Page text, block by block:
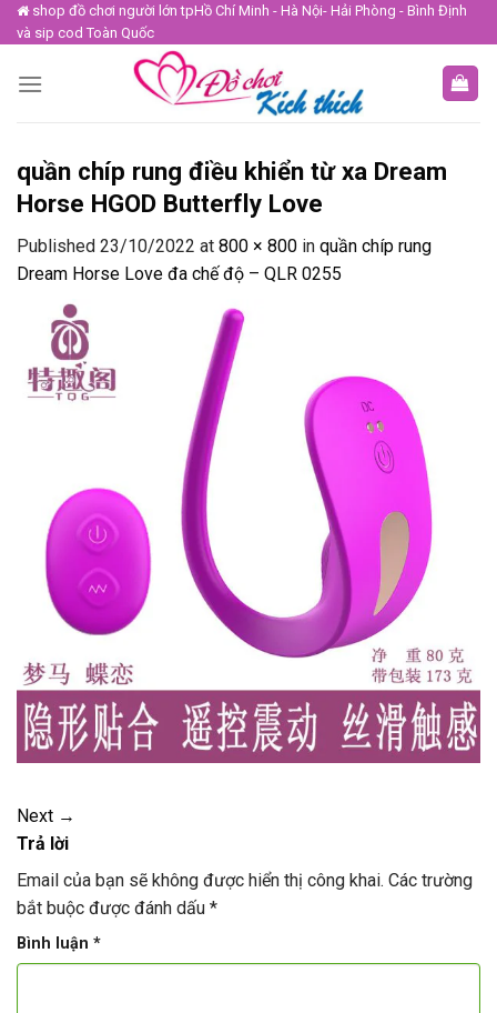
Skip
to
shop đồ chơi người lớn tpHồ Chí Minh - Hà Nội- Hải Phòng - Bình Định
và sip cod Toàn Quốc
quần chíp rung điều khiển từ xa Dream
Horse HGOD Butterfly Love
Published 23/10/2022 at 800 × 800 in quần chíp rung
Dream Horse Love đa chế độ – QLR 0255
Next →
Trả lời
Email của bạn sẽ không được hiển thị công khai. Các trường
bắt buộc được đánh dấu *
Bình luận *